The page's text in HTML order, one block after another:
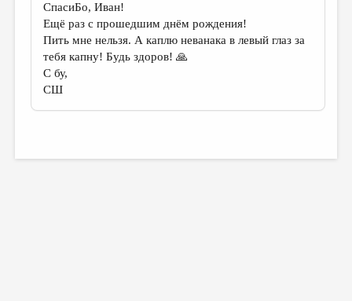
СпасиБо, Иван!
Ещё раз с прошедшим днём рождения!
Пить мне нельзя. А каплю неванака в левый глаз за
тебя капну! Будь здоров! 🙏
С бу,
СШ